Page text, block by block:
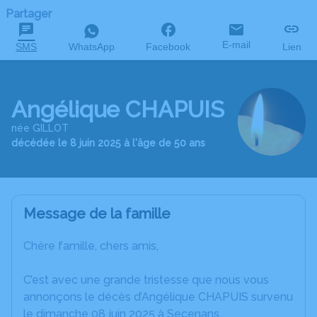
Partager
SMS WhatsApp Facebook E-mail Lien
Angélique CHAPUIS
née GILLOT
décédée le 8 juin 2025 à l'âge de 50 ans
Message de la famille
Chère famille, chers amis,
C’est avec une grande tristesse que nous vous
annonçons le décès d’Angélique CHAPUIS survenu
le dimanche 08 juin 2025 à Secenans.